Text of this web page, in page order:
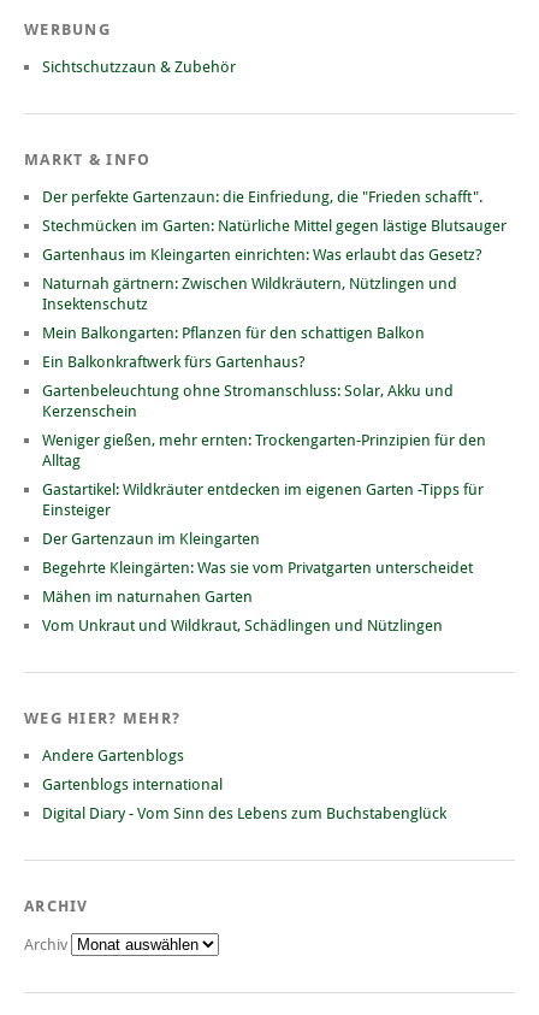
WERBUNG
Sichtschutzzaun & Zubehör
MARKT & INFO
Der perfekte Gartenzaun: die Einfriedung, die "Frieden schafft".
Stechmücken im Garten: Natürliche Mittel gegen lästige Blutsauger
Gartenhaus im Kleingarten einrichten: Was erlaubt das Gesetz?
Naturnah gärtnern: Zwischen Wildkräutern, Nützlingen und
Insektenschutz
Mein Balkongarten: Pflanzen für den schattigen Balkon
Ein Balkonkraftwerk fürs Gartenhaus?
Gartenbeleuchtung ohne Stromanschluss: Solar, Akku und
Kerzenschein
Weniger gießen, mehr ernten: Trockengarten-Prinzipien für den
Alltag
Gastartikel: Wildkräuter entdecken im eigenen Garten -Tipps für
Einsteiger
Der Gartenzaun im Kleingarten
Begehrte Kleingärten: Was sie vom Privatgarten unterscheidet
Mähen im naturnahen Garten
Vom Unkraut und Wildkraut, Schädlingen und Nützlingen
WEG HIER? MEHR?
Andere Gartenblogs
Gartenblogs international
Digital Diary - Vom Sinn des Lebens zum Buchstabenglück
ARCHIV
Archiv